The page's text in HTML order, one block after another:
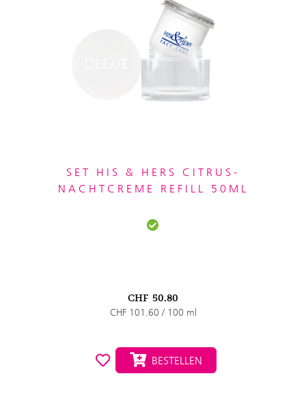
SET HIS & HERS CITRUS-
NACHTCREME REFILL 50ML
CHF 50.80
CHF 101.60 / 100 ml
BESTELLEN